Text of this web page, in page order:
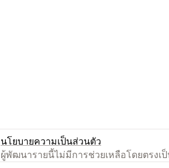
นโยบายความเป็นส่วนตัว
ผู้พัฒนารายนี้ไม่มีการช่วยเหลือโดยตรงเ